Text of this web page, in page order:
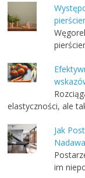
elastyczności, ale
Jak
im